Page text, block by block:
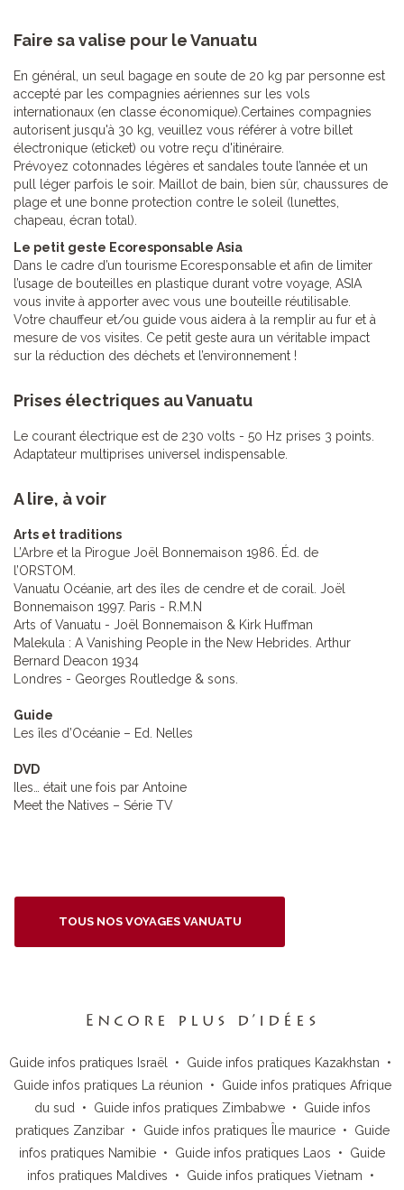
Faire sa valise pour le Vanuatu
En général, un seul bagage en soute de 20 kg par personne est
accepté par les compagnies aériennes sur les vols
internationaux (en classe économique).Certaines compagnies
autorisent jusqu'à 30 kg, veuillez vous référer à votre billet
électronique (eticket) ou votre reçu d'itinéraire.
Prévoyez cotonnades légères et sandales toute l’année et un
pull léger parfois le soir. Maillot de bain, bien sûr, chaussures de
plage et une bonne protection contre le soleil (lunettes,
chapeau, écran total).
Le petit geste Ecoresponsable Asia
Dans le cadre d’un tourisme Ecoresponsable et afin de limiter
l’usage de bouteilles en plastique durant votre voyage, ASIA
vous invite à apporter avec vous une bouteille réutilisable.
Votre chauffeur et/ou guide vous aidera à la remplir au fur et à
mesure de vos visites. Ce petit geste aura un véritable impact
sur la réduction des déchets et l’environnement !
Prises électriques au Vanuatu
Le courant électrique est de 230 volts - 50 Hz prises 3 points.
Adaptateur multiprises universel indispensable.
A lire, à voir
Arts et traditions
L’Arbre et la Pirogue Joël Bonnemaison 1986. Éd. de
l’ORSTOM.
Vanuatu Océanie, art des îles de cendre et de corail. Joël
Bonnemaison 1997. Paris - R.M.N
Arts of Vanuatu - Joël Bonnemaison & Kirk Huffman
Malekula : A Vanishing People in the New Hebrides. Arthur
Bernard Deacon 1934
Londres - Georges Routledge & sons.
Guide
Les îles d’Océanie – Ed. Nelles
DVD
Iles… était une fois par Antoine
Meet the Natives – Série TV
TOUS NOS VOYAGES VANUATU
Encore plus d’idées
Guide infos pratiques Israël • Guide infos pratiques Kazakhstan •
Guide infos pratiques La réunion • Guide infos pratiques Afrique
du sud • Guide infos pratiques Zimbabwe• Guide infos
pratiques Zanzibar• Guide infos pratiques Île maurice• Guide
infos pratiques Namibie • Guide infos pratiques Laos • Guide
infos pratiques Maldives • Guide infos pratiques Vietnam •